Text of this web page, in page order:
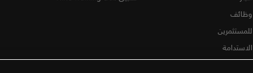
وظائف
للمستثمرين
الاستدامة